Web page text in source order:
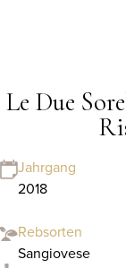
Le Due
Jahrgang
2018
Rebsorten
Sangiovese